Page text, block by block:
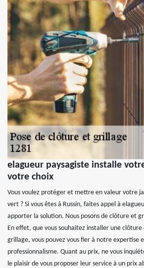
elagueur paysagiste installe
votre choix
Vous voulez protéger et mettre en valeur votre
vert ? Si vous êtes à Russin, faites appel à
apporter la solution. Nous posons de clôture et
En effet, que vous souhaitez installer une clôture
grillage, vous pouvez vous fier à notre expertise
professionnalisme. Quant au prix, ne vous
le plaisir de vous proposer leur service à un prix